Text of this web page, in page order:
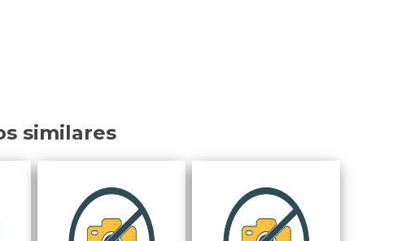
similares